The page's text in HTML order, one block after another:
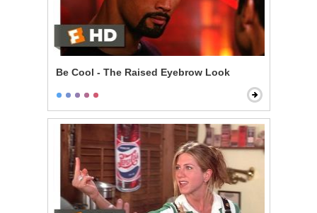
Be Cool - The Raised Eyebrow Look